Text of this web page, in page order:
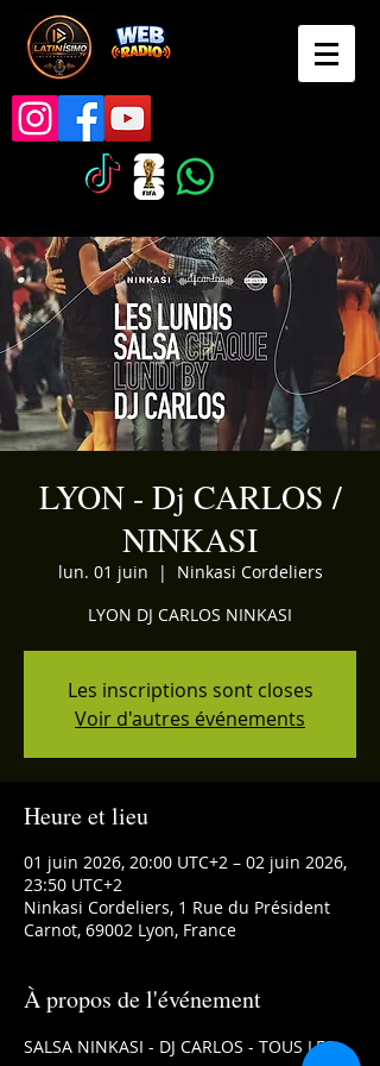
LYON - Dj CARLOS /
NINKASI
lun. 01 juin
  |
Ninkasi Cordeliers
LYON DJ CARLOS NINKASI
Les inscriptions sont closes
Voir d'autres événements
Heure et lieu
01 juin 2026, 20:00 UTC+2 – 02 juin 2026,
23:50 UTC+2
Ninkasi Cordeliers, 1 Rue du Président
Carnot, 69002 Lyon, France
À propos de l'événement
SALSA NINKASI - DJ CARLOS - TOUS LES